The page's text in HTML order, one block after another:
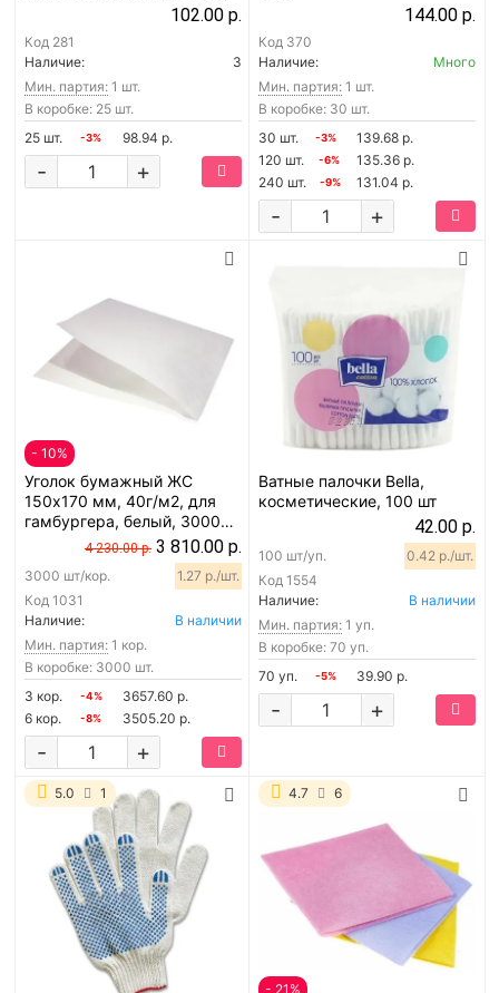
102.00 р.
Код 281
Наличие:
3
Мин. партия: 1 шт.
В коробке: 25 шт.
25 шт.
-3% 98.94 р.
+
-
144.00 р.
Код 370
Наличие:
Много
Мин. партия: 1 шт.
В коробке: 30 шт.
30 шт.
-3%
139.68 р.
120 шт.
-6%
135.36 р.
240 шт.
-9% 131.04 р.
+
-
- 10%
Уголок бумажный ЖС
150х170 мм, 40г/м2, для
гамбургера, белый, 3000
4 230.00 р. 3 810.00 р.
Код 1031
3000 шт/кор. 1.27 р./шт.
Наличие:
В наличии
Мин. партия: 1 кор.
В коробке: 3000 шт.
3 кор.
-4%
3657.60 р.
6 кор.
-8% 3505.20 р.
+
-
Ватные палочки Bella,
косметические, 100 шт
42.00 р.
Код 1554
100 шт/уп. 0.42 р./шт.
Наличие:
В наличии
Мин. партия: 1 уп.
В коробке: 70 уп.
70 уп.
-5% 39.90 р.
+
-
5.0 1 4.7 6
- 21%